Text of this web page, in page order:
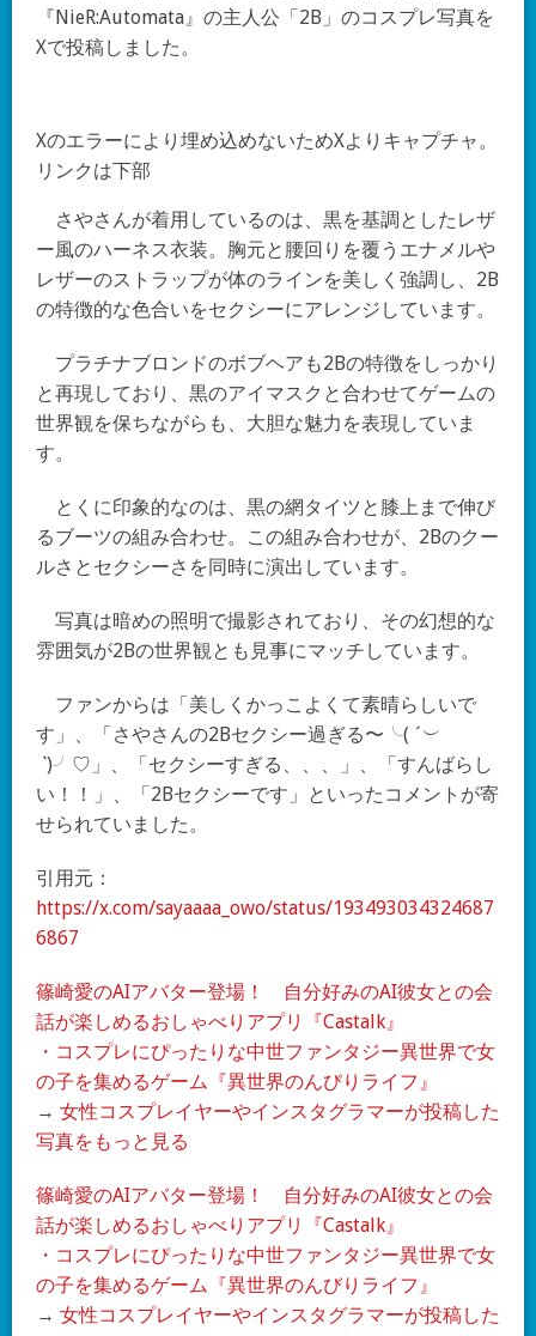
『NieR:Automata』の主人公「2B」のコスプレ写真を
Xで投稿しました。
Xのエラーにより埋め込めないためXよりキャプチャ。
リンクは下部
さやさんが着用しているのは、黒を基調としたレザ
ー風のハーネス衣装。胸元と腰回りを覆うエナメルや
レザーのストラップが体のラインを美しく強調し、2B
の特徴的な色合いをセクシーにアレンジしています。
プラチナブロンドのボブヘアも2Bの特徴をしっかり
と再現しており、黒のアイマスクと合わせてゲームの
世界観を保ちながらも、大胆な魅力を表現していま
す。
とくに印象的なのは、黒の網タイツと膝上まで伸び
るブーツの組み合わせ。この組み合わせが、2Bのクー
ルさとセクシーさを同時に演出しています。
写真は暗めの照明で撮影されており、その幻想的な
雰囲気が2Bの世界観とも見事にマッチしています。
ファンからは「美しくかっこよくて素晴らしいで
す」、「さやさんの2Bセクシー過ぎる〜╰( ´︶
`)╯♡」、「セクシーすぎる、、、」、「すんばらし
い！！」、「2Bセクシーです」といったコメントが寄
せられていました。
引用元：
https://x.com/sayaaaa_owo/status/193493034324687
6867
篠崎愛のAIアバター登場！ 自分好みのAI彼女との会
話が楽しめるおしゃべりアプリ『Castalk』
・コスプレにぴったりな中世ファンタジー異世界で女
の子を集めるゲーム『異世界のんびりライフ』
→ 女性コスプレイヤーやインスタグラマーが投稿した
写真をもっと見る
篠崎愛のAIアバター登場！ 自分好みのAI彼女との会
話が楽しめるおしゃべりアプリ『Castalk』
・コスプレにぴったりな中世ファンタジー異世界で女
の子を集めるゲーム『異世界のんびりライフ』
→ 女性コスプレイヤーやインスタグラマーが投稿した